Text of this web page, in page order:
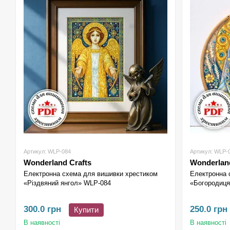
Артикул: WLP-084
Wonderland Crafts
Електронна схема для вишивки хрестиком
«Різдвяний янгол» WLP-084
300.0 грн Купити
В наявності
Артикул: WLP-
Електронна
250.0 грн
В наявності